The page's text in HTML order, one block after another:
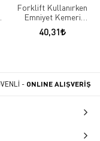
Forklift Kullanırken
Emniyet Kemeri
Takmak Mecburidir
40,31
- ONLINE ALIŞVERİŞ